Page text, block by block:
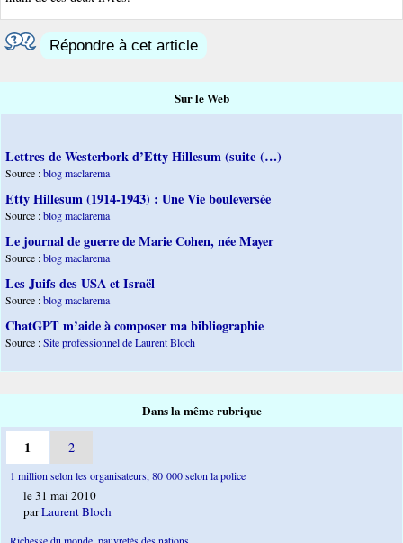
Répondre à cet article
Sur le Web
Lettres de Westerbork d’Etty Hillesum (suite (…)
Source :blog maclarema
Etty Hillesum (1914-1943) : Une Vie bouleversée
Source :blog maclarema
Le journal de guerre de Marie Cohen, née Mayer
Source :blog maclarema
Les Juifs des USA et Israël
Source :blog maclarema
ChatGPT m’aide à composer ma bibliographie
Source :Site professionnel de Laurent Bloch
Dans la même rubrique
1 2
1 million selon les organisateurs, 80 000 selon la police
le 31 mai 2010
parLaurent Bloch
Richesse du monde, pauvretés des nations